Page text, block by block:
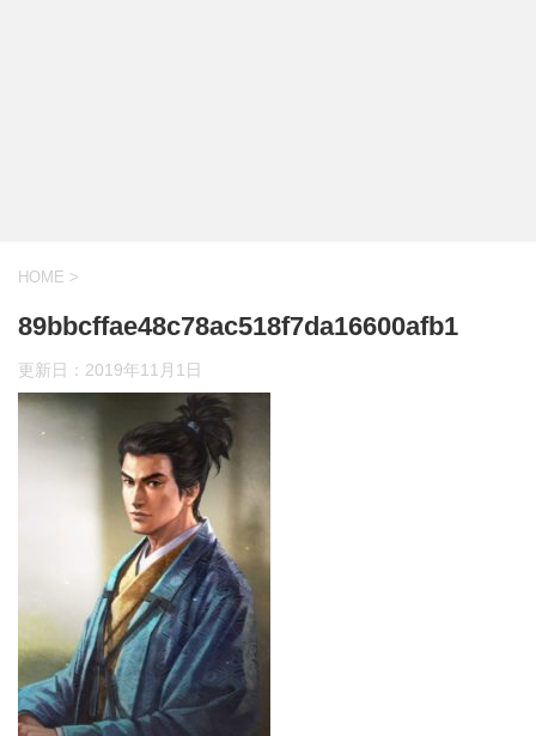
HOME >
89bbcffae48c78ac518f7da16600afb1
更新日： 2019年11月1日